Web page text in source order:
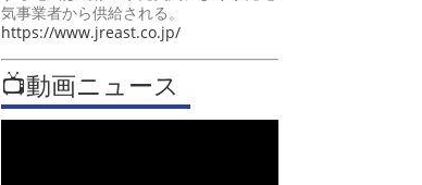
気事業者から供給される。
https://www.jreast.co.jp/
📺動画ニュース